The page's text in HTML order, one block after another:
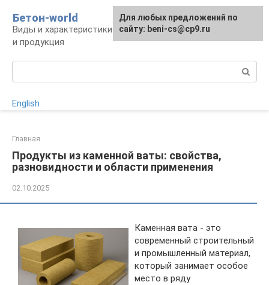
контенту
Бетон-world
Виды и характеристики бетона, конструкции
и продукция
English
Главная
Продукты из каменной ваты: свойства,
разновидности и области применения
02.10.2025
Каменная вата - это
современный строительный
и промышленный материал,
который занимает особое
место в ряду
Для любых предложений по
сайту: beni-cs@cp9.ru